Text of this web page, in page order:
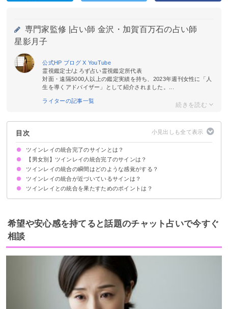
専門家監修 | 占い師 金沢・加賀百万石の占い師
星影月子
公式HP ブログX YouTube
霊視鑑定士/よろず占い霊視鑑定所代表
対面・遠隔5000人以上の鑑定実績を持ち、2023年週刊女性に「人
生を導くアドバイザー」として紹介されました。...
ライターの記事一覧
目次
ツインレイの統合完了のサインとは？
①「私たち」になる
②自立した個として活動できる
③過去も現在も未来も愛おしくなる
④愛の証明方法がわかる
⑤周りを幸せにするサインを送る
⑥以心伝心で伝え合う
⑦傷つけ合わなくなる
⑧今世での役割を全うする
⑨相手の本質を受け入れた状態になる
⑩中性的な雰囲気をまとっている
⑪ツインレイを虚構だと思うようになる
⑫愛で世界を改変できる
⑬永遠の愛が現実になる
【男女別】ツインレイの統合完了のサインは？
ツインレイ男性に現れる統合完了のサイン
ツインレイ女性に現れる統合完了のサイン
ツインレイの統合の瞬間はどのような感覚がする？
ツインレイの統合が近づいているサインは？
①常にシンクロニシティが起こる状態
②暗示的な夢を見るようになる
③エンジェルナンバーが視界に入る
④サイレント期間が始まる
⑤自分の本当の気持ちに気がつく
ツインレイとの統合を果たすためのポイントは？
互いを尊重ししっかりとコミュニケーションを取る
ツインレイと統合できる未来をイメージして信じる
自分の精神の成長を目指す
経済的・精神的に自立する
相手への執着を手放す
希望や安心感を持てると話題のチャット占いで今すぐ
相談